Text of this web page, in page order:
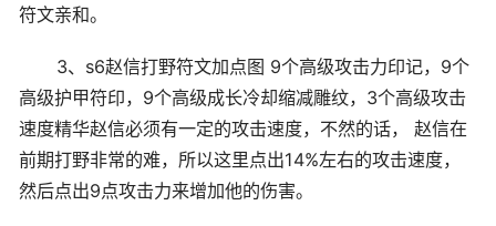
符文亲和。
3、s6赵信打野符文加点图 9个高级攻击力印记，9个
高级护甲符印，9个高级成长冷却缩减雕纹，3个高级攻击
速度精华赵信必须有一定的攻击速度，不然的话， 赵信在
前期打野非常的难，所以这里点出14%左右的攻击速度，
然后点出9点攻击力来增加他的伤害。